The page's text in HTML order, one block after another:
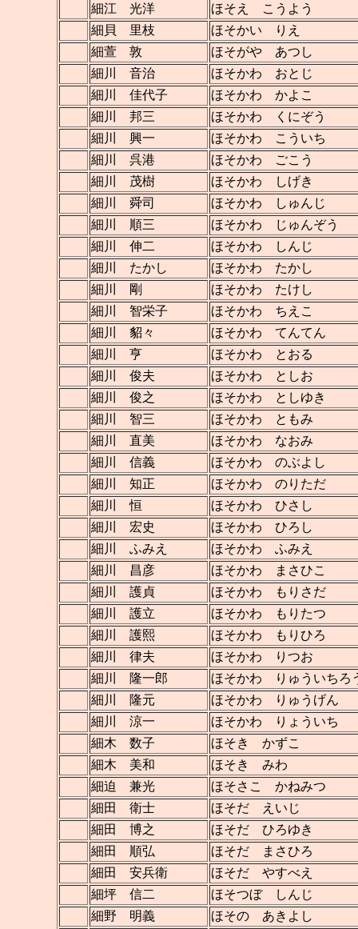
細江 光洋
ほそえ こうよう
細貝 里枝
ほそかい りえ
細萱 敦
ほそがや あつし
細川 音治
ほそかわ おとじ
細川 佳代子
ほそかわ かよこ
細川 邦三
ほそかわ くにぞう
細川 興一
ほそかわ こういち
細川 呉港
ほそかわ ごこう
細川 茂樹
ほそかわ しげき
細川 舜司
ほそかわ しゅんじ
細川 順三
ほそかわ じゅんぞう
細川 伸二
ほそかわ しんじ
細川 たかし
ほそかわ たかし
細川 剛
ほそかわ たけし
細川 智栄子
ほそかわ ちえこ
細川 貂々
ほそかわ てんてん
細川 亨
ほそかわ とおる
細川 俊夫
ほそかわ としお
細川 俊之
ほそかわ としゆき
細川 智三
ほそかわ ともみ
細川 直美
ほそかわ なおみ
細川 信義
ほそかわ のぶよし
細川 知正
ほそかわ のりただ
細川 恒
ほそかわ ひさし
細川 宏史
ほそかわ ひろし
細川 ふみえ
ほそかわ ふみえ
細川 昌彦
ほそかわ まさひこ
細川 護貞
ほそかわ もりさだ
細川 護立
ほそかわ もりたつ
細川 護熙
ほそかわ もりひろ
細川 律夫
ほそかわ りつお
細川 隆一郎
ほそかわ りゅういちろ
細川 隆元
ほそかわ りゅうげん
細川 涼一
ほそかわ りょういち
細木 数子
ほそき かずこ
細木 美和
ほそき みわ
細迫 兼光
ほそさこ かねみつ
細田 衛士
ほそだ えいじ
細田 博之
ほそだ ひろゆき
細田 順弘
ほそだ まさひろ
細田 安兵衛
ほそだ やすべえ
細坪 信二
ほそつぼ しんじ
細野 明義
ほその あきよし